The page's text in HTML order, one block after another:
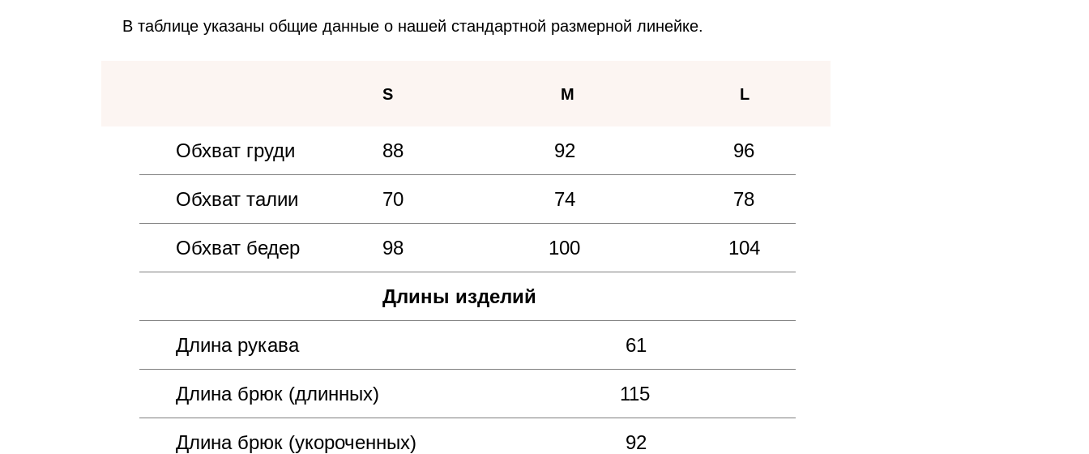
В таблице указаны общие данные о нашей стандартной размерной линейке.
Длина брюк (укороченных) 92
Длина брюк (длинных) 115
Длина рукава 61
Длины изделий
98 100 104
Обхват бедер
70 74 78
Обхват талии
88 96
92
Обхват груди
S M L